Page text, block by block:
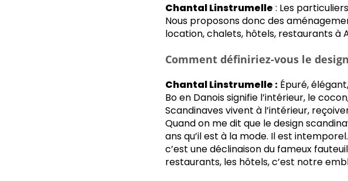
Chantal Linstrumelle : Les
Nous proposons donc des
location, chalets, hôtels, restaurants à
Comment définiriez-vous le
Chantal Linstrumelle : Épuré,
Bo en Danois signifie l’intérieur, le
Scandinaves vivent à l’intérieur,
Quand on me dit que le design
ans qu’il est à la mode. Il est
c’est une déclinaison du fameux
restaurants, les hôtels, c’est notre